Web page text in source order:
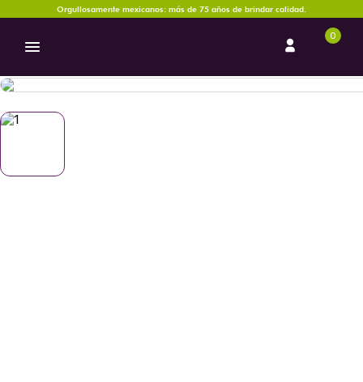
Orgullosamente mexicanos: más de 75 años de brindar calidad.
0